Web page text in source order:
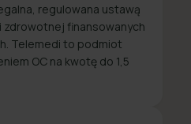
regulowana ustawą
zdrowotnej finansowanych
Telemedi to podmiot
OC na kwotę do 1,5